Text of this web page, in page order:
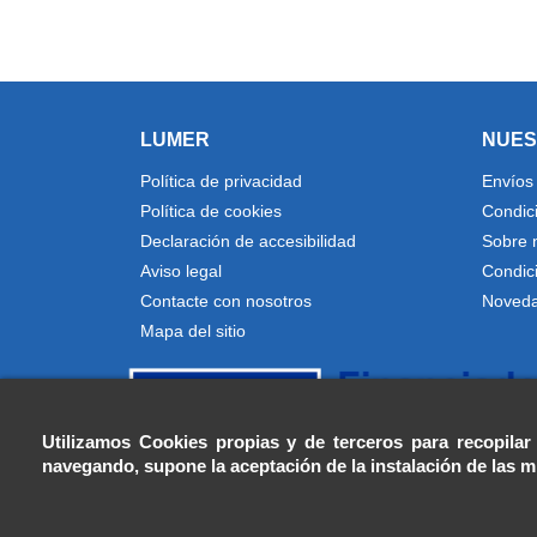
Utilizamos Cookies propias y de terceros para
navegando, supone la aceptación de la instalación de las
LUMER
Política de privacidad
Política de cookies
Declaración de accesibilidad
Aviso legal
Contacte con nosotros
Mapa del sitio
Sobre